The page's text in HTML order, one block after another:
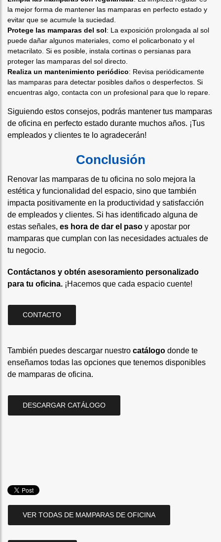
la mejor forma de mantener las mamparas en perfecto estado y
evitar que se acumule la suciedad.
Protege las mamparas del sol: La exposición prolongada al sol
puede dañar algunos materiales, como el policarbonato y el
metacrilato. Si es posible, instala cortinas o persianas para
proteger las mamparas del sol directo.
Realiza un mantenimiento periódico: Revisa periódicamente
las mamparas para detectar posibles daños o desperfectos. Si
encuentras algo, contacta con un profesional para que lo repare.
Siguiendo estos consejos, podrás mantener tus mamparas
de oficina en perfecto estado durante muchos años. ¡Tus
empleados y clientes te lo agradecerán!
Conclusión
Renovar las mamparas de tu oficina no solo mejora la
estética y funcionalidad del espacio, sino que también
impacta positivamente en la productividad y satisfacción
de empleados y clientes. Si has identificado alguna de
estas señales, es hora de dar el paso y apostar por
mamparas que cumplan con las necesidades actuales de
tu negocio.
Contáctanos y obtén asesoramiento personalizado
para tu oficina. ¡Hacemos que cada espacio cuente!
CONTACTO
También puedes descargar nuestro catálogo donde te
enseñamos todas las opciones que tenemos disponibles
de mamparas de oficina.
DESCARGAR CATÁLOGO
VER TODAS DE MAMPARAS DE OFICINA